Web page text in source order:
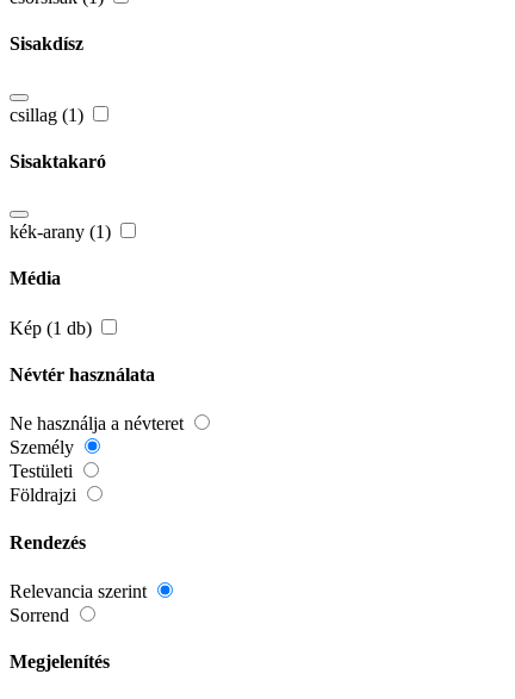
Sisakdísz
csillag (1)
Sisaktakaró
kék-arany (1)
Média
Kép (1 db)
Névtér használata
Ne használja a névteret
Személy
Testületi
Földrajzi
Rendezés
Relevancia szerint
Sorrend
Megjelenítés